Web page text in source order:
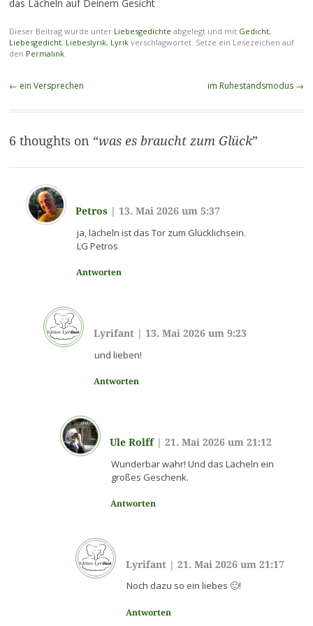
das Lächeln auf Deinem Gesicht
Dieser Beitrag wurde unter Liebesgedichte abgelegt und mit Gedicht,
Liebesgedicht, Liebeslyrik, Lyrikverschlagwortet. Setze ein Lesezeichen auf
den Permalink.
Beitragsnavigation
← ein Versprechen im Ruhestandsmodus →
6 thoughts on “was es braucht zum Glück”
Petros | 13. Mai 2026 um 5:37
ja, lächeln ist das Tor zum Glücklichsein.
LG Petros
Antworten
Lyrifant| 13. Mai 2026 um 9:23
und lieben!
Antworten
Ule Rolff|21. Mai 2026 um 21:12
Wunderbar wahr! Und das Lächeln ein
großes Geschenk.
Antworten
Lyrifant | 21. Mai 2026 um 21:17
Noch dazu so ein liebes 🙂!
Antworten